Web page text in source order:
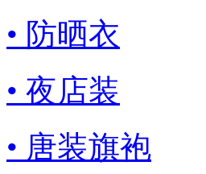
• 防晒衣
• 夜店装
• 唐装旗袍